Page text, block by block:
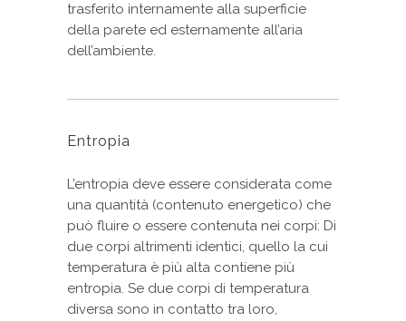
trasferito internamente alla superficie
della parete ed esternamente all’aria
dell’ambiente.
Entropia
L’entropia deve essere considerata come
una quantità (contenuto energetico) che
può fluire o essere contenuta nei corpi: Di
due corpi altrimenti identici, quello la cui
temperatura è più alta contiene più
entropia. Se due corpi di temperatura
diversa sono in contatto tra loro,